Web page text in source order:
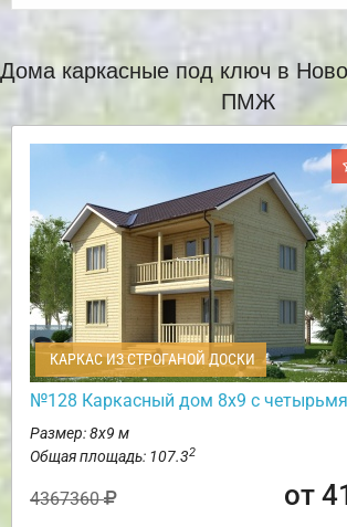
Дома каркасные под ключ в
ПМЖ
КАРКАС ИЗ СТРОГАНОЙ ДОСКИ
№128 Каркасный дом 8х9 с
Размер: 8х9 м
Общая площадь: 107.32
4367360 от